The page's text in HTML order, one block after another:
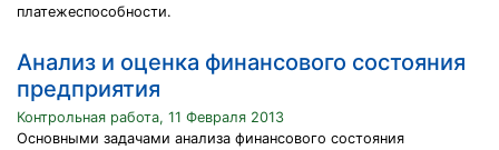
платежеспособности.
Анализ и оценка финансового состояния
предприятия
Контрольная работа, 11 Февраля 2013
Основными задачами анализа финансового состояния